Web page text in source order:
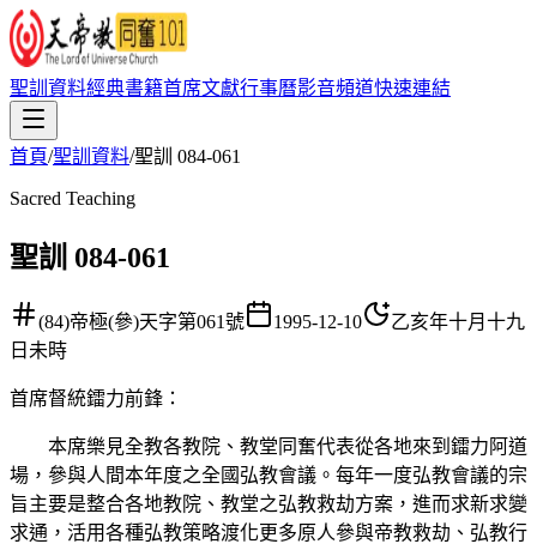
聖訓資料經典書籍首席文獻行事曆影音頻道快速連結
首頁/聖訓資料/聖訓 084-061
Sacred Teaching
聖訓 084-061
(84)帝極(參)天字第061號 1995-12-10
乙亥年十月十九
日未時
首席督統鐳力前鋒 ：
本席樂見全教各教院、教堂同奮代表從各地來到鐳力阿道
場，參與人間本年度之全國弘教會議。每年一度弘教會議的宗
旨主要是整合各地教院、教堂之弘教救劫方案，進而求新求變
求通，活用各種弘教策略渡化更多原人參與帝教救劫、弘教行